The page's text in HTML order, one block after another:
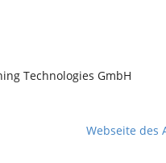
Technologies GmbH
Webseite des